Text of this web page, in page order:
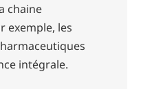
chaine
exemple, les
intégrale.